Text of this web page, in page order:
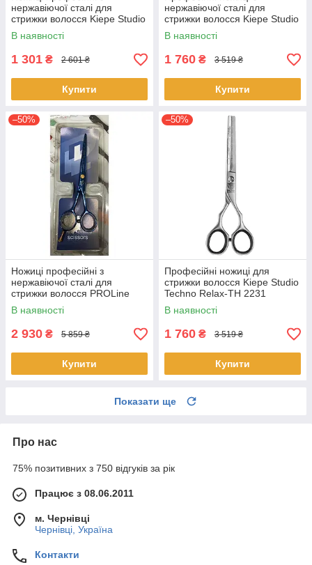
нержавіючої сталі для
стрижки волосся Kiepe Studio
Style ChiroForm 2111/5.5
прямі
В наявності
1 301 ₴ 2 601 ₴
Купити
нержавіючої сталі для
стрижки волосся Kiepe Studio
Techno Relax
2233/5.5 сріблясті
В наявності
1 760 ₴ 3 519 ₴
Купити
–50%
Ножиці професійні з
нержавіючої сталі для
стрижки волосся PROLine
Сині
В наявності
2 930 ₴ 5 859 ₴
Купити
–50%
Професійні ножиці для
стрижки волосся Kiepe Studio
Techno Relax-TH 2231
сріблясті 5.5
В наявності
1 760 ₴ 3 519 ₴
Купити
Показати ще
Про нас
75% позитивних з 750 відгуків за рік
Працює з 08.06.2011
м. Чернівці
Чернівці, Україна
Контакти